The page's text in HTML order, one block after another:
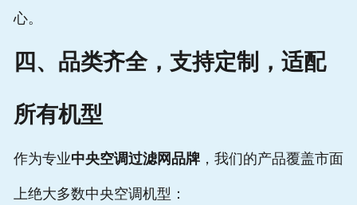
心。
四、品类齐全，支持定制，适配
所有机型
作为专业中央空调过滤网品牌，我们的产品覆盖市面
上绝大多数中央空调机型：